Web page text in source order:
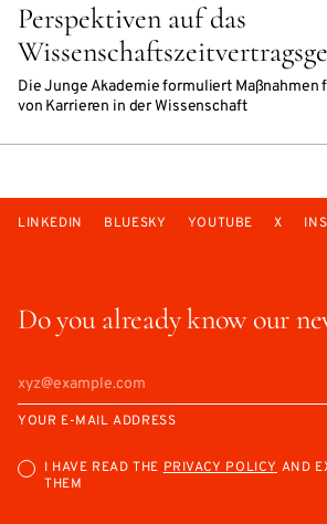
Perspektiven auf das
Die Junge Akademie formuliert Maßnahmen
von Karrieren in der Wissenschaft
Do you already know our
YOUR E-MAIL ADDRESS
I HAVE READ THEPRIVACY POLICY AND
THEM
LINKEDIN BLUESKY YOUTUBE X